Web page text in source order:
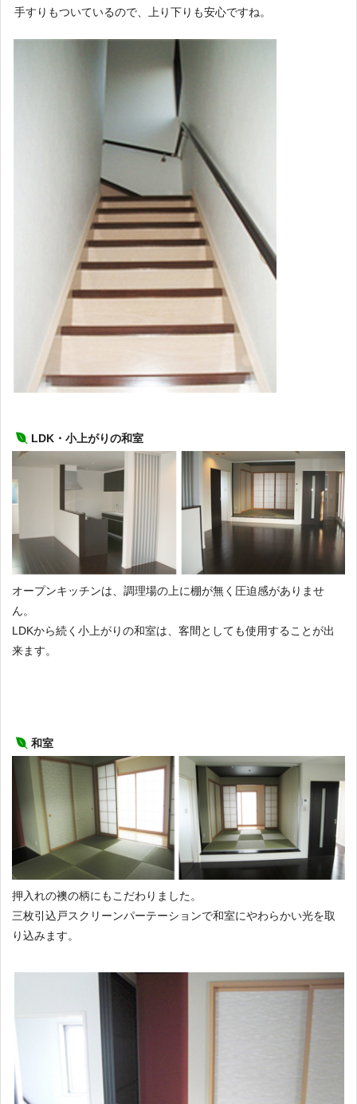
手すりもついているので、上り下りも安心ですね。
LDK・小上がりの和室
オープンキッチンは、調理場の上に棚が無く圧迫感がありませ
ん。
LDKから続く小上がりの和室は、客間としても使用することが出
来ます。
和室
押入れの襖の柄にもこだわりました。
三枚引込戸スクリーンパーテーションで和室にやわらかい光を取
り込みます。